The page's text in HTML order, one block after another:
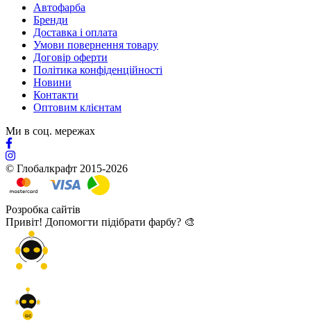
Автофарба
Бренди
Доставка і оплата
Умови повернення товару
Договір оферти
Політика конфіденційності
Новини
Контакти
Оптовим клієнтам
Ми в соц. мережах
© Глобалкрафт 2015-2026
Розробка сайтів
Привіт! Допомогти підібрати фарбу? 🎨
GC